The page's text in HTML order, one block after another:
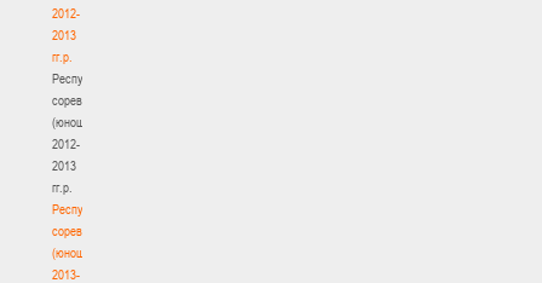
2012-
2013
гг.р.
Республиканские
соревнования
(юноши)
2012-
2013
гг.р.
Республиканские
соревнования
(юноши)
2013-